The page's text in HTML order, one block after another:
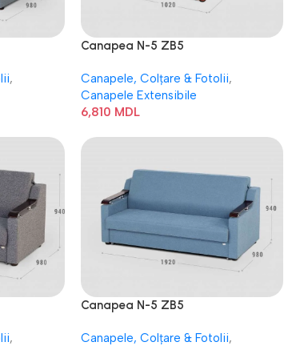
,
Canapea N-5 ZB5
Canapele, Colțare & Fotolii,
Canapele Extensibile
6,810 MDL
,
Canapea N-5 ZB5
Canapele, Colțare & Fotolii,